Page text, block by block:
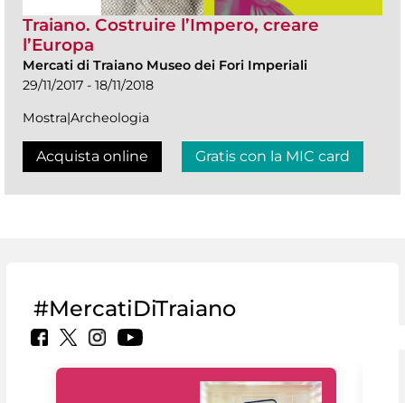
Traiano. Costruire l’Impero, creare
l’Europa
Mercati di Traiano Museo dei Fori Imperiali
29/11/2017 - 18/11/2018
Mostra|Archeologia
Acquista online Gratis con la MIC card
#MercatiDiTraiano